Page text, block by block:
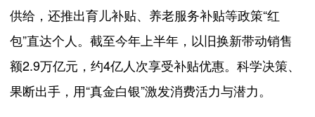
供给，还推出育儿补贴、养老服务补贴等政策“红
包”直达个人。截至今年上半年，以旧换新带动销售
额2.9万亿元，约4亿人次享受补贴优惠。科学决策、
果断出手，用“真金白银”激发消费活力与潜力。